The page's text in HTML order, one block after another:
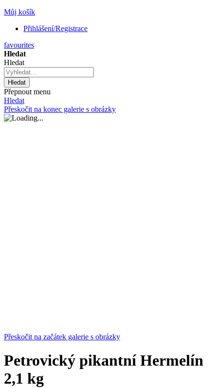
Můj košík
Přihlášení/Registrace
favourites
Hledat
Hledat
Hledat
Přepnout menu
Hledat
Přeskočit na konec galerie s obrázky
Přeskočit na začátek galerie s obrázky
Petrovický pikantní Hermelín
2,1 kg